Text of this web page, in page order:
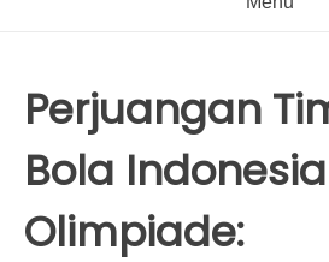
Perjuangan
Bola
Olimpiade: